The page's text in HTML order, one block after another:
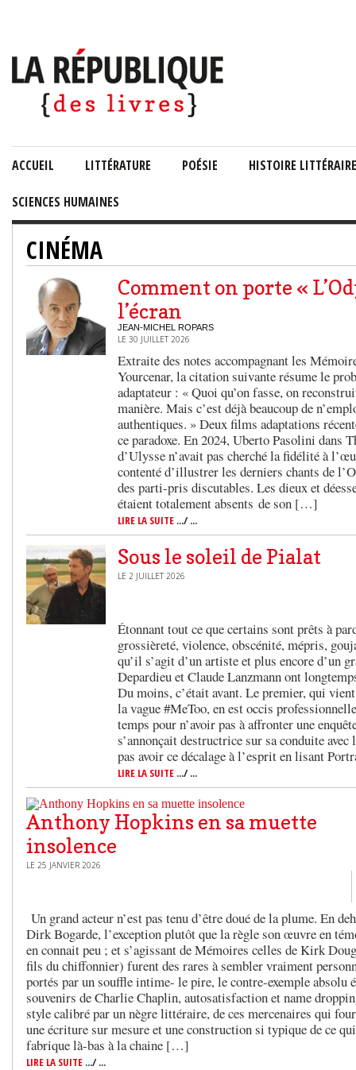
ACCUEIL LITTÉRATURE POÉSIE HISTOIRE LITTÉRAIRE
SCIENCES HUMAINES
CINÉMA
Comment on porte «
l’écran
JEAN-MICHEL ROPARS
LE 30 JUILLET 2026
Extraite des notes accompagnant les
Yourcenar, la citation suivante résume le
adaptateur : « Quoi qu’on fasse, on
manière. Mais c’est déjà beaucoup de
authentiques. » Deux films adaptations
ce paradoxe. En 2024, Uberto Pasolini dans
d’Ulysse n’avait pas cherché la fidélité à
contenté d’illustrer les derniers chants de
des parti-pris discutables. Les dieux et
étaient totalement absents de son […]
LIRE LA SUITE .../ ...
Sous le soleil de Pialat
LE 2 JUILLET 2026
Étonnant tout ce que certains sont prêts à
grossièreté, violence, obscénité, mépris,
qu’il s’agit d’un artiste et plus encore d’un
Depardieu et Claude Lanzmann ont
Du moins, c’était avant. Le premier, qui
la vague #MeToo, en est occis
temps pour n’avoir pas à affronter une
s’annonçait destructrice sur sa conduite
pas avoir ce décalage à l’esprit en lisant
LIRE LA SUITE .../ ...
Anthony Hopkins en sa muette
insolence
LE 25 JANVIER 2026
Un grand acteur n’est pas tenu d’être doué de la plume. En
Dirk Bogarde, l’exception plutôt que la règle son œuvre en
en connait peu ; et s’agissant de Mémoires celles de Kirk
fils du chiffonnier) furent des rares à sembler vraiment
portés par un souffle intime- le pire, le contre-exemple absolu
souvenirs de Charlie Chaplin, autosatisfaction et name
style calibré par un nègre littéraire, de ces mercenaires qui
une écriture sur mesure et une construction si typique de ce
fabrique là-bas à la chaine […]
LIRE LA SUITE .../ ...